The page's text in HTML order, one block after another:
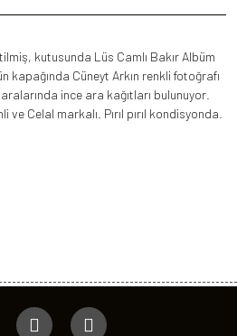
kutusunda Lüs Camlı Bakır Albüm
Cüneyt Arkın renkli fotoğrafı
ince ara kağıtları bulunuyor.
Celal markalı. Pırıl pırıl kondisyonda.